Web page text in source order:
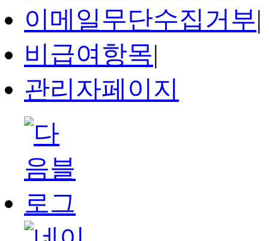
이메일무단수집거부|
비급여항목|
관리자페이지